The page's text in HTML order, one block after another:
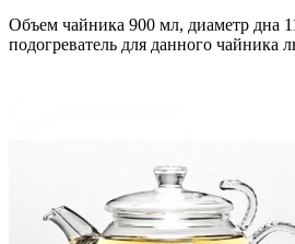
Объем чайника 900 мл, диаметр дна
подогреватель для данного чайника